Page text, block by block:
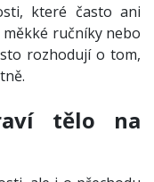
které často ani
ručníky nebo
rozhodují o tom,
tělo na